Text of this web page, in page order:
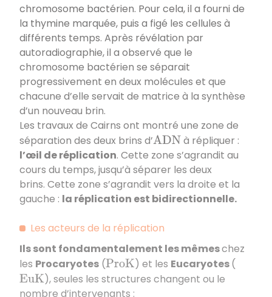
chromosome bactérien. Pour cela, il a fourni de
la thymine marquée, puis a figé les cellules à
différents temps. Après révélation par
autoradiographie, il a observé que le
chromosome bactérien se séparait
progressivement en deux molécules et que
chacune d’elle servait de matrice à la synthèse
d’un nouveau brin.
Les travaux de Cairns ont montré une zone de
séparation des deux brins d’ADN
à répliquer :
l’œil de réplication. Cette zone s’agrandit au
cours du temps, jusqu’à séparer les deux
brins. Cette zone s’agrandit vers la droite et la
gauche : la réplication est bidirectionnelle.
Les acteurs de la réplication
Ils sont fondamentalement les mêmeschez
les Procaryotes (ProK ) et les Eucaryotes(
EuK
), seules les structures changent ou le
nombre d’intervenants :